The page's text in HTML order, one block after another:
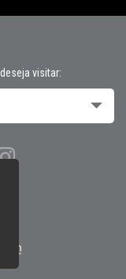
visitar: